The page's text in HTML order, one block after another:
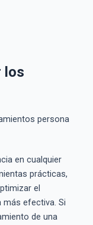
los
en cualquier
prácticas,
el
más efectiva. Si
de una